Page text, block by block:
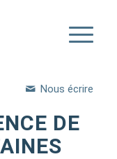
Nous écrire
DE